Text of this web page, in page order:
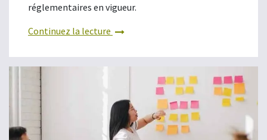
réglementaires en vigueur.
Continuez la lecture